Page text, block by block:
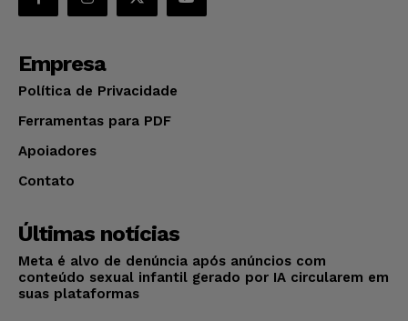
Empresa
Política de Privacidade
Ferramentas para PDF
Apoiadores
Contato
Últimas notícias
Meta é alvo de denúncia após anúncios com
conteúdo sexual infantil gerado por IA circularem em
suas plataformas